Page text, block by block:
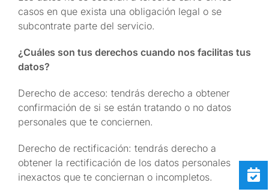
casos en que exista una obligación legal o se
subcontrate parte del servicio.
¿Cuáles son tus derechos cuando nos facilitas tus
datos?
Derecho de acceso: tendrás derecho a obtener
confirmación de si se están tratando o no datos
personales que te conciernen.
Derecho de rectificación: tendrás derecho a
obtener la rectificación de los datos personales
inexactos que te conciernan o incompletos.